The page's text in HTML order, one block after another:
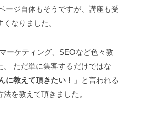
ージ自体もそうですが、講座も受
なりました。
ーケティング、SEOなど色々教
ただ単に集客するだけではな
に教えて頂きたい！
」と言われる
を教えて頂きました。